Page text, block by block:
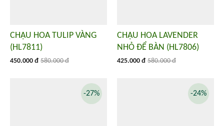
CHẬU HOA TULIP VÀNG
(HL7811)
450.000 đ 580.000 đ
CHẬU HOA LAVENDER
NHỎ ĐỂ BÀN (HL7806)
425.000 đ 580.000 đ
-27% -24%